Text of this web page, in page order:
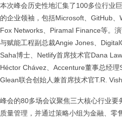
本次峰会历史性地汇集了100多位行业
的企业领袖，包括Microsoft、GitHub、
Fox Networks、Piramal Finance等。
与赋能工程副总裁Angie Jones、
Saha博士、Netlify首席技术官Dana
Héctor Chávez、Accenture董事总经
Glean联合创始人兼首席技术官T.R.
峰会的80多场会议聚焦三大核心行业要
质量管理，并通过策略小组为金融、零